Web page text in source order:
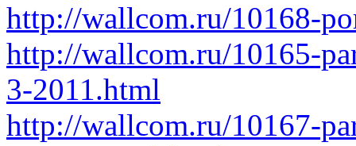
http://wallcom.ru/10168-
http://wallcom.ru/10165-
3-2011.html
http://wallcom.ru/10167-